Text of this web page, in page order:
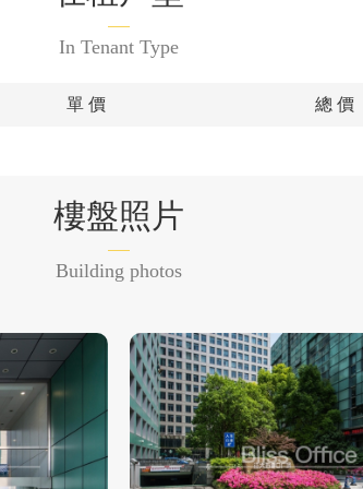
In Tenant Type
單 價 總 價
樓盤照片
Building photos